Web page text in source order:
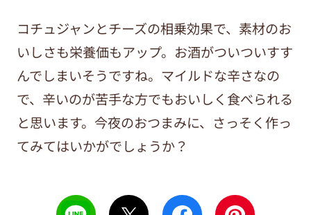
コチュジャンとチーズの相乗効果で、素材のお
いしさも栄養価もアップ。お酒がついついすす
んでしまいそうですね。マイルドな辛さなの
で、辛いのが苦手な方でもおいしく食べられる
と思います。今夜のおつまみに、さっそく作っ
てみてはいかがでしょうか？